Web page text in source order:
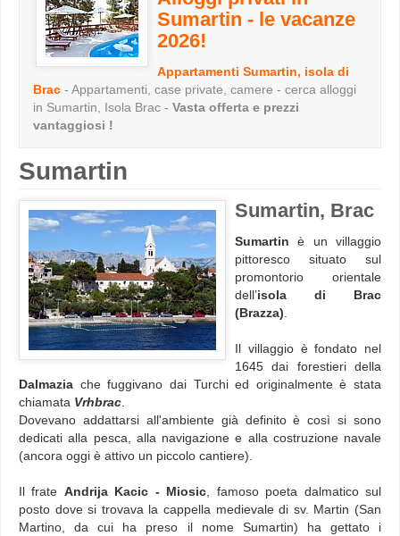
Sumartin - le vacanze
2026!
Appartamenti Sumartin, isola di
Brac - Appartamenti, case private, camere - cerca alloggi
in Sumartin, Isola Brac - Vasta offerta e prezzi
vantaggiosi !
Sumartin
Sumartin, Brac
Sumartinè un villaggio
pittoresco situato sul
promontorio orientale
dell’isola di Brac
(Brazza).
Il villaggio è fondato nel
1645 dai forestieri della
Dalmazia che fuggivano dai Turchi ed originalmente è stata
chiamata Vrhbrac.
Dovevano addattarsi all'ambiente già definito è così si sono
dedicati alla pesca, alla navigazione e alla costruzione navale
(ancora oggi è attivo un piccolo cantiere).
Il frate Andrija Kacic - Miosic, famoso poeta dalmatico sul
posto dove si trovava la cappella medievale di sv. Martin (San
Martino, da cui ha preso il nome Sumartin) ha gettato i